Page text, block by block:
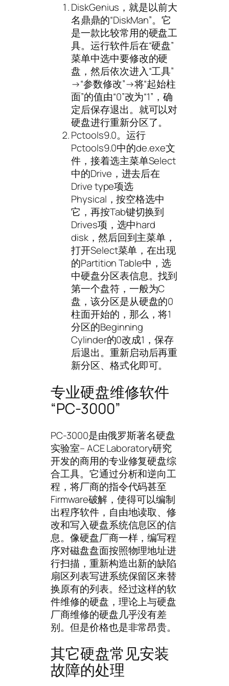
DiskGenius，就是以前大
名鼎鼎的“DiskMan”。它
是一款比较常用的硬盘工
具。运行软件后在“硬盘”
菜单中选中要修改的硬
盘，然后依次进入“工具”
→“参数修改”→将“起始柱
面”的值由“0”改为“1”，确
定后保存退出。就可以对
硬盘进行重新分区了。
Pctools9.0。运行
Pctools9.0中的de.exe文
件，接着选主菜单Select
中的Drive，进去后在
Drive type项选
Physical，按空格选中
它，再按Tab键切换到
Drives项，选中hard
disk，然后回到主菜单，
打开Select菜单，在出现
的Partition Table中，选
中硬盘分区表信息。找到
第一个盘符，一般为C
盘，该分区是从硬盘的0
柱面开始的，那么，将1
分区的Beginning
Cylinder的0改成1，保存
后退出。重新启动后再重
新分区、格式化即可。
专业硬盘维修软件
“PC-3000”
PC-3000是由俄罗斯著名硬盘
实验室– ACE Laboratory研究
开发的商用的专业修复硬盘综
合工具。它通过分析和逆向工
程，将厂商的指令代码甚至
Firmware破解，使得可以编制
出程序软件，自由地读取、修
改和写入硬盘系统信息区的信
息。像硬盘厂商一样，编写程
序对磁盘盘面按照物理地址进
行扫描，重新构造出新的缺陷
扇区列表写进系统保留区来替
换原有的列表。经过这样的软
件维修的硬盘，理论上与硬盘
厂商维修的硬盘几乎没有差
别。但是价格也是非常昂贵。
其它硬盘常见安装
故障的处理